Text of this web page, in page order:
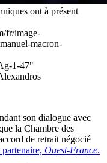
ont à présent
fr/image-
macron-
1-47"
son dialogue avec
la Chambre des
de retrait négocié
Ouest-France.